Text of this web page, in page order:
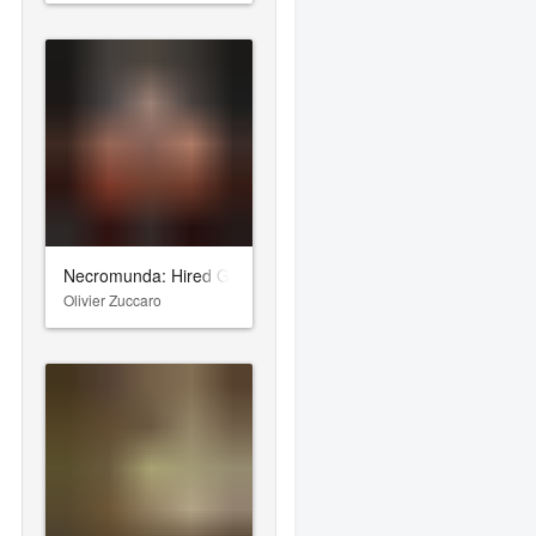
Necromunda: Hired Gun
Olivier Zuccaro